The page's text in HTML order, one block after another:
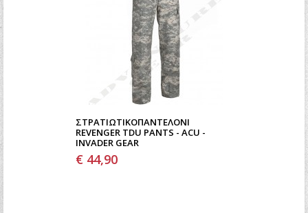
ΣΤΡΑΤΙΩΤΙΚΌΠΑΝΤΕΛΌΝΙ
REVENGER TDU PANTS - ACU -
INVADER GEAR
€ 44,90